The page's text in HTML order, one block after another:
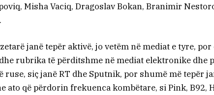
Misha Vaciq, Dragoslav Bokan, Branimir
janë tepër aktivë, jo vetëm në mediat e tyre,
rubrika të përditshme në mediat elektronike dhe
ruse, siç janë RT dhe Sputnik, por shumë më tepër
ato që përdorin frekuenca kombëtare, si Pink, B92,